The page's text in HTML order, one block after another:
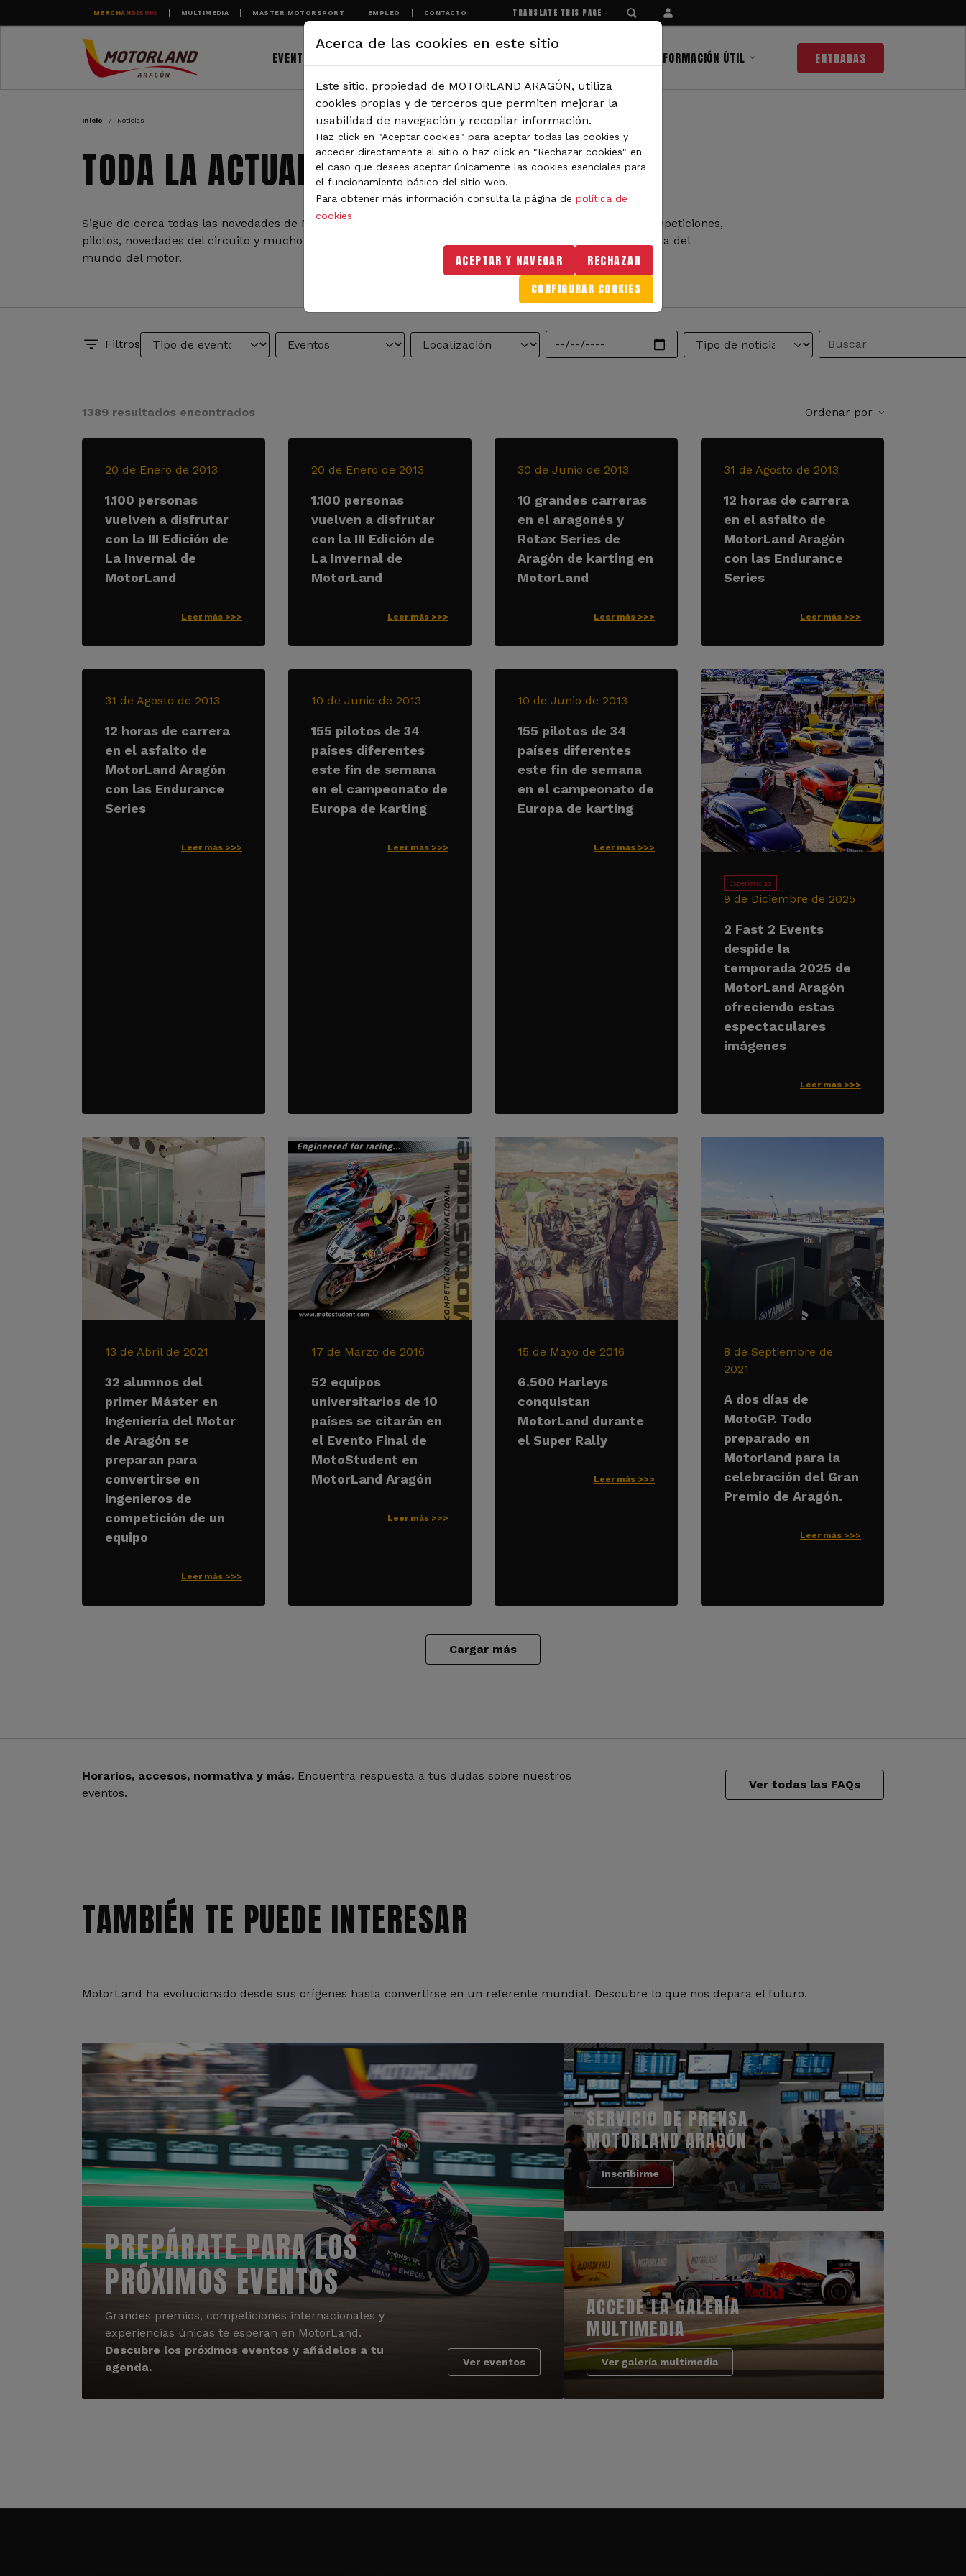
Pasar al contenido principal
MERCHANDISING MULTIMEDIA MASTER MOTORSPORT EMPLEO CONTACTO TRANSLATE THIS PAGE
EVENTOS INFORMACIÓN ÚTIL ENTRADAS
RUTA DE NAVEGACIÓN
Inicio Noticias
TODA LA ACTUALIDAD DE MOTORLAND
Sigue de cerca todas las novedades de MotorLand Aragón. Aquí encontrarás noticias sobre eventos, competiciones,
pilotos, novedades del circuito y mucho más. Filtra por categoría o tipo de contenido y no te pierdas nada del
mundo del motor.
Filtros
1389 resultados encontrados Ordenar por
20 de Enero de 2013
1.100 personas
vuelven a disfrutar
con la III Edición de
La Invernal de
MotorLand
Leer más >>>
20 de Enero de 2013
1.100 personas
vuelven a disfrutar
con la III Edición de
La Invernal de
MotorLand
Leer más >>>
30 de Junio de 2013
10 grandes carreras
en el aragonés y
Rotax Series de
Aragón de karting en
MotorLand
Leer más >>>
31 de Agosto de 2013
12 horas de carrera
en el asfalto de
MotorLand Aragón
con las Endurance
Series
Leer más >>>
31 de Agosto de 2013
12 horas de carrera
en el asfalto de
MotorLand Aragón
con las Endurance
Series
Leer más >>>
10 de Junio de 2013
155 pilotos de 34
países diferentes
este fin de semana
en el campeonato de
Europa de karting
Leer más >>>
10 de Junio de 2013
155 pilotos de 34
países diferentes
este fin de semana
en el campeonato de
Europa de karting
Leer más >>>
Experiencias
9 de Diciembre de 2025
2 Fast 2 Events
despide la
temporada 2025 de
MotorLand Aragón
ofreciendo estas
espectaculares
imágenes
Leer más >>>
13 de Abril de 2021
32 alumnos del
primer Máster en
Ingeniería del Motor
de Aragón se
preparan para
convertirse en
ingenieros de
competición de un
equipo
Leer más >>>
17 de Marzo de 2016
52 equipos
universitarios de 10
países se citarán en
el Evento Final de
MotoStudent en
MotorLand Aragón
Leer más >>>
15 de Mayo de 2016
6.500 Harleys
conquistan
MotorLand durante
el Super Rally
Leer más >>>
8 de Septiembre de
2021
A dos días de
MotoGP. Todo
preparado en
Motorland para la
celebración del Gran
Premio de Aragón.
Leer más >>>
Cargar más
Horarios, accesos, normativa y más. Encuentra respuesta a tus dudas sobre nuestros
eventos.
Ver todas las FAQs
TAMBIÉN TE PUEDE INTERESAR
MotorLand ha evolucionado desde sus orígenes hasta convertirse en un referente mundial. Descubre lo que nos depara el futuro.
PREPÁRATE PARA LOS
PRÓXIMOS EVENTOS
Grandes premios, competiciones internacionales y
experiencias únicas te esperan en MotorLand.
Descubre los próximos eventos y añádelos a tu
agenda.
Ver eventos
SERVICIO DE PRENSA
MOTORLAND ARAGÓN
Inscribirme
ACCEDE LA GALERÍA
MULTIMEDIA
Ver galería multimedia
Acerca de las cookies en este sitio
Este sitio, propiedad de MOTORLAND ARAGÓN, utiliza
cookies propias y de terceros que permiten mejorar la
usabilidad de navegación y recopilar información.
Haz click en "Aceptar cookies" para aceptar todas las cookies y
acceder directamente al sitio o haz click en "Rechazar cookies" en
el caso que desees aceptar únicamente las cookies esenciales para
el funcionamiento básico del sitio web.
Para obtener más información consulta la página de política de
cookies
ACEPTAR Y NAVEGAR RECHAZAR
CONFIGURAR COOKIES